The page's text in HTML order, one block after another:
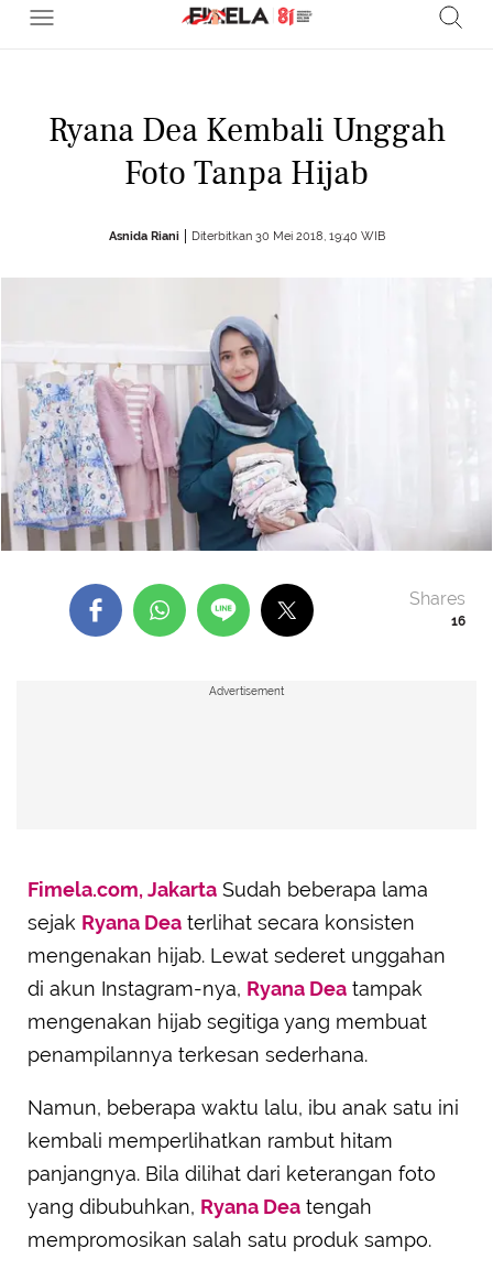
Ryana Dea Kembali Unggah
Foto Tanpa Hijab
Asnida Riani Diterbitkan 30 Mei 2018, 19:40 WIB
16
Shares
Advertisement
Fimela.com, Jakarta Sudah beberapa lama
sejak Ryana Dea terlihat secara konsisten
mengenakan hijab. Lewat sederet unggahan
di akun Instagram-nya, Ryana Dea tampak
mengenakan hijab segitiga yang membuat
penampilannya terkesan sederhana.
Namun, beberapa waktu lalu, ibu anak satu ini
kembali memperlihatkan rambut hitam
panjangnya. Bila dilihat dari keterangan foto
yang dibubuhkan, Ryana Dea tengah
mempromosikan salah satu produk sampo.